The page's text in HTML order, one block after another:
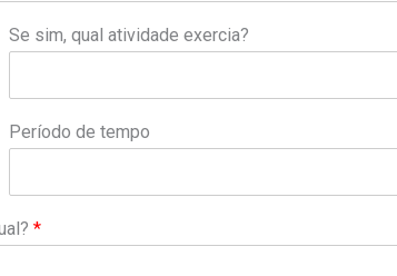
Se sim, qual atividade exercia?
Período de tempo
*